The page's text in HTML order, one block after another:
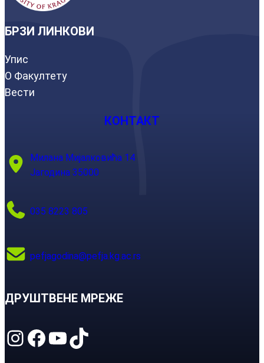
БРЗИ ЛИНКОВИ
Упис
О Факултету
Вести
КОНТАКТ
Милана Мијалковића 14
Јагодина 35000
035 8223 805
pefjagodina@pefja.kg.ac.rs
ДРУШТВЕНЕ МРЕЖЕ
Instagram Facebook YouTube TikTok